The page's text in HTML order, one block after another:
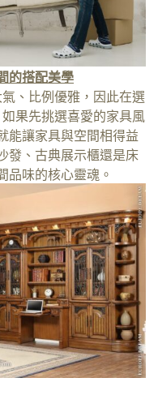
的搭配美學
、比例優雅，因此在選
果先挑選喜愛的家具風
能讓家具與空間相得益
發、古典展示櫃還是床
品味的核心靈魂。